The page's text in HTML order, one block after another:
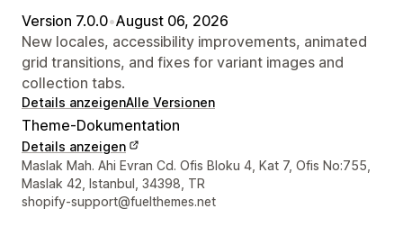
Version 7.0.0•August 06, 2026
New locales, accessibility improvements, animated
grid transitions, and fixes for variant images and
collection tabs.
Details anzeigenAlle Versionen
Theme-Dokumentation
Details anzeigen
Designer-Kontaktdaten
Maslak Mah. Ahi Evran Cd. Ofis Bloku 4, Kat 7, Ofis No:755,
Maslak 42, Istanbul, 34398, TR
shopify-support@fuelthemes.net